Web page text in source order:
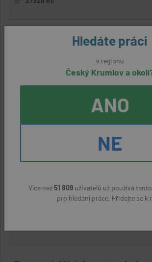
Dělník/dělnice - obsluha stroje
Benešov nad Černou (Český Krumlov)
Prodavač/ka ostatního zboží v
prodejnách
Český Krumlov
Hledáte práci
v regionu
Český Krumlov a
ANO
NE
Více než51 809uživatelů už používá
pro hledání práce. Přidejte se k